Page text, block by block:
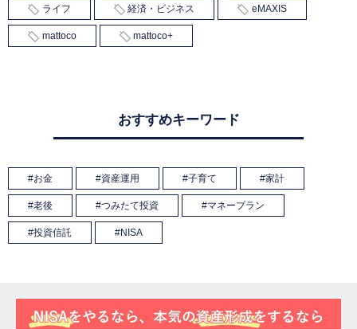
ライフ 経済・ビジネス eMAXIS
mattoco mattoco+
おすすめキーワード
お金 資産運用 子育て 家計
老後 つみたて投資 マネープラン
投資信託 NISA